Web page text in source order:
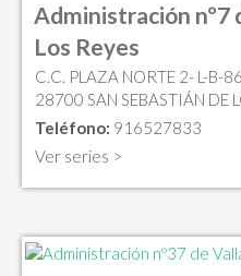
Administración nº7
Los Reyes
C.C. PLAZA NORTE 2- L-B-
28700 SAN SEBASTIÁN DE
Teléfono: 916527833
Ver series >